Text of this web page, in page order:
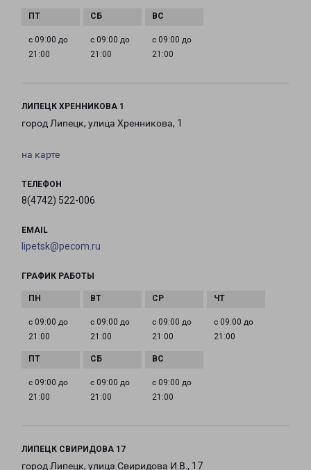
с 09:00 до
21:00
с 09:00 до
21:00
с 09:00 до
21:00
ЛИПЕЦК ХРЕННИКОВА 1
город Липецк, улица Хренникова, 1
на карте
ТЕЛЕФОН
8(4742) 522-006
EMAIL
lipetsk@pecom.ru
ГРАФИК РАБОТЫ
с 09:00 до
21:00
с 09:00 до
21:00
с 09:00 до
21:00
с 09:00 до
21:00
с 09:00 до
21:00
с 09:00 до
21:00
с 09:00 до
21:00
ЛИПЕЦК СВИРИДОВА 17
город Липецк, улица Свиридова И.В., 17